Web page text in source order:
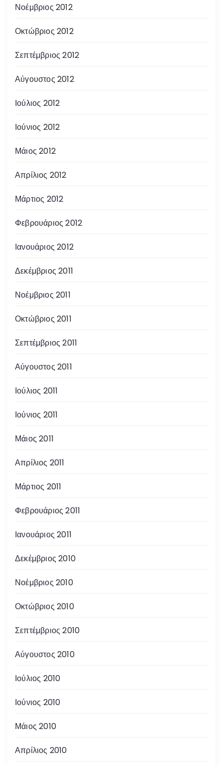
Νοέμβριος 2012
Οκτώβριος 2012
Σεπτέμβριος 2012
Αύγουστος 2012
Ιούλιος 2012
Ιούνιος 2012
Μάιος 2012
Απρίλιος 2012
Μάρτιος 2012
Φεβρουάριος 2012
Ιανουάριος 2012
Δεκέμβριος 2011
Νοέμβριος 2011
Οκτώβριος 2011
Σεπτέμβριος 2011
Αύγουστος 2011
Ιούλιος 2011
Ιούνιος 2011
Μάιος 2011
Απρίλιος 2011
Μάρτιος 2011
Φεβρουάριος 2011
Ιανουάριος 2011
Δεκέμβριος 2010
Νοέμβριος 2010
Οκτώβριος 2010
Σεπτέμβριος 2010
Αύγουστος 2010
Ιούλιος 2010
Ιούνιος 2010
Μάιος 2010
Απρίλιος 2010